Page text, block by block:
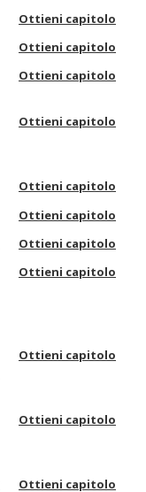
Ottieni capitolo
Ottieni capitolo
Ottieni capitolo
Ottieni capitolo
Ottieni capitolo
Ottieni capitolo
Ottieni capitolo
Ottieni capitolo
Ottieni capitolo
Ottieni capitolo
Ottieni capitolo